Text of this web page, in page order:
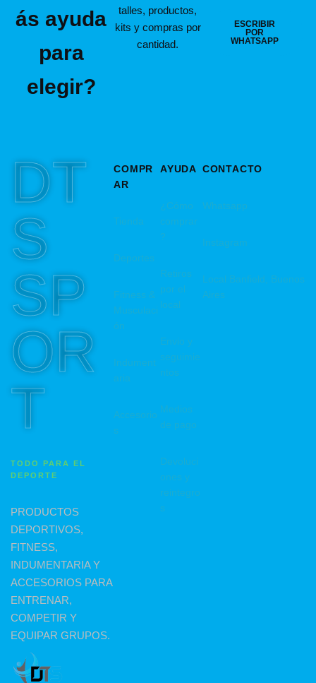
ás ayuda
para
elegir?
talles, productos,
kits y compras por
cantidad.
ESCRIBIR
POR
WHATSAPP
DT
S
SP
OR
T
TODO PARA EL
DEPORTE
PRODUCTOS
DEPORTIVOS,
FITNESS,
INDUMENTARIA Y
ACCESORIOS PARA
ENTRENAR,
COMPETIR Y
EQUIPAR GRUPOS.
COMPR
AR
Tienda
Deportes
Fitness &
Musculaci
ón
Indument
aria
Accesorio
s
AYUDA
¿Cómo
comprar
?
Retiros
por el
local
Envio y
seguimie
ntos
Medios
de pago
Devoluci
ones y
reintegro
s
CONTACTO
Whatsapp
Instagram
Local Banfield, Buenos
Aires